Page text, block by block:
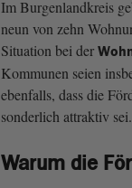
Im Burgenlandkreis
neun von zehn
Situation bei der
Kommunen seien
ebenfalls, dass die
sonderlich attraktiv
Warum die